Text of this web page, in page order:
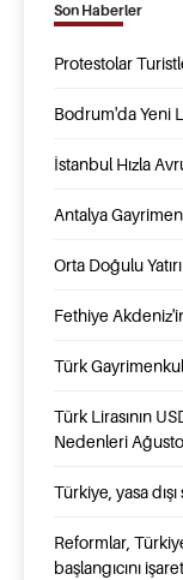
Son Haberler
Protestolar
Bodrum'da Yeni
İstanbul Hızla
Antalya
Orta Doğulu
Fethiye
Türk Gayrimenkul
Türk Lirasının
Nedenleri
Türkiye, yasa
Reformlar,
başlangıcını